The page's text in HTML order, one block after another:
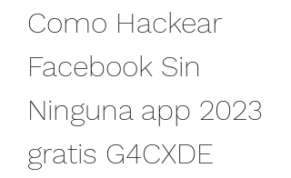
Como Hackear
Facebook Sin
Ninguna app 2023
gratis G4CXDE